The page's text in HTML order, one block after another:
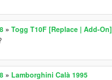
» Togg T10F [Replace | Add-On]
» Lamborghini Calà 1995